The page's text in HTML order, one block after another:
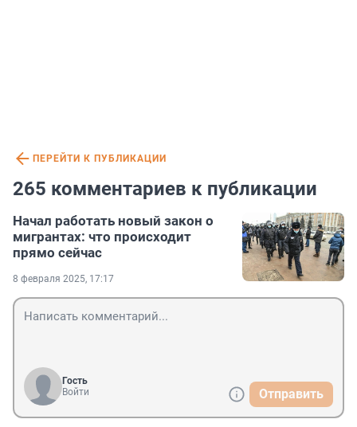
ПЕРЕЙТИ К ПУБЛИКАЦИИ
265 комментариев к публикации
Начал работать новый закон о
мигрантах: что происходит
прямо сейчас
8 февраля 2025, 17:17
Гость
Войти
Отправить